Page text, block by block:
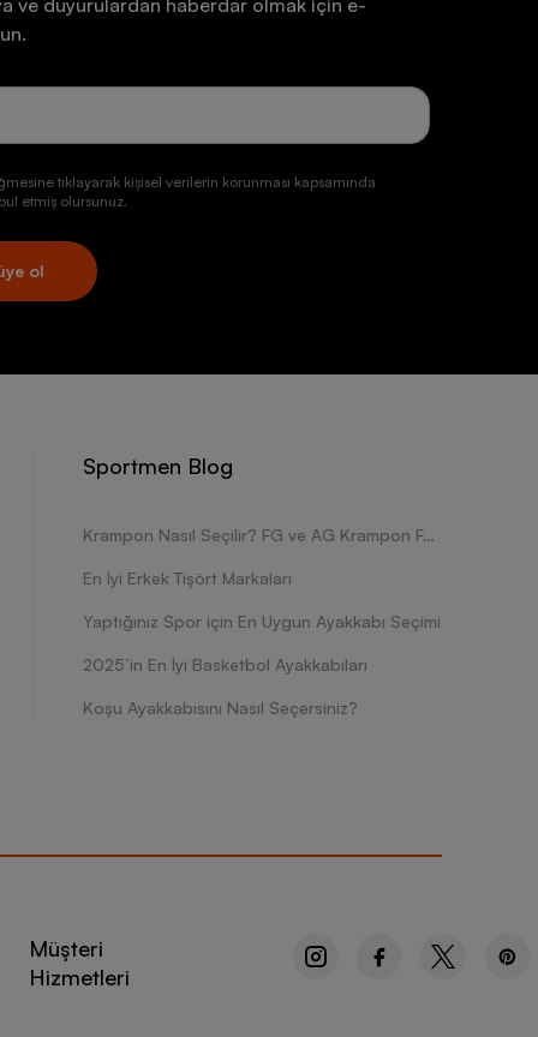
ve duyurulardan haberdar olmak için e-
tıklayarak kişisel verilerin korunması kapsamında
etmiş olursunuz.
ol
Sportmen Blog
Krampon Nasıl Seçilir? FG ve AG Krampon Farkları Nelerdir?
En İyi Erkek Tişört Markaları
Yaptığınız Spor için En Uygun Ayakkabı Seçimi
2025’in En İyi Basketbol Ayakkabıları
Koşu Ayakkabısını Nasıl Seçersiniz?
Müşteri
Hizmetleri